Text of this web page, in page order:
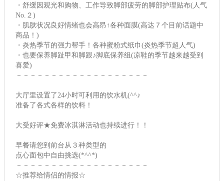
・舒缓因观光和购物、工作导致脚部疲劳的脚部护理贴布(人气
No.２)
・肌肤状况良好情绪也会高昂↑各种面膜(高达７个目前话题中
商品！)
・炎热季节的强力帮手！各种蜜粉式纸巾(炎热季节超人气)
・也要保养脚趾甲和脚跟♪脚底保养组(凉鞋的季节越来越受到
喜爱)
－－－－－－－－－－－－－－－－－－－
大厅里设置了24小时可利用的饮水机(^^♪
准备了各式各样的饮料！
大受好评★免费冰淇淋活动也持续进行！！
早餐请您到前台从３种类型的
点心面包中自由挑选(*^^*)
－－－－－－－－－－－－－－－－－－－
☆推荐给情侣的情报☆